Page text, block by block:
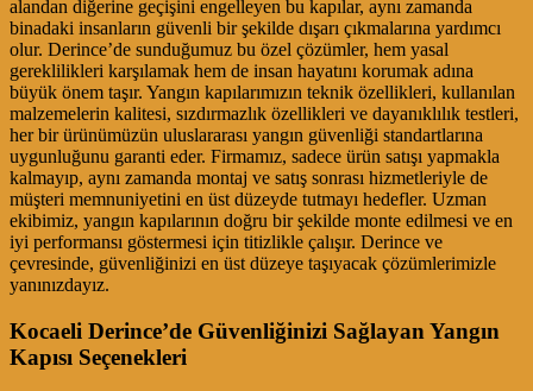
alandan diğerine geçişini engelleyen bu kapılar, aynı zamanda
binadaki insanların güvenli bir şekilde dışarı çıkmalarına yardımcı
olur. Derince’de sunduğumuz bu özel çözümler, hem yasal
gereklilikleri karşılamak hem de insan hayatını korumak adına
büyük önem taşır. Yangın kapılarımızın teknik özellikleri, kullanılan
malzemelerin kalitesi, sızdırmazlık özellikleri ve dayanıklılık testleri,
her bir ürünümüzün uluslararası yangın güvenliği standartlarına
uygunluğunu garanti eder. Firmamız, sadece ürün satışı yapmakla
kalmayıp, aynı zamanda montaj ve satış sonrası hizmetleriyle de
müşteri memnuniyetini en üst düzeyde tutmayı hedefler. Uzman
ekibimiz, yangın kapılarının doğru bir şekilde monte edilmesi ve en
iyi performansı göstermesi için titizlikle çalışır. Derince ve
çevresinde, güvenliğinizi en üst düzeye taşıyacak çözümlerimizle
yanınızdayız.
Kocaeli Derince’de Güvenliğinizi Sağlayan Yangın
Kapısı Seçenekleri